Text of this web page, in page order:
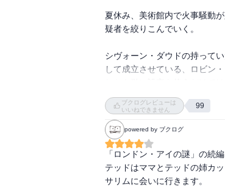
夏休み、美術館内で火事騒動
疑者を絞りこんでいく。
シヴォーン・ダウドの持って
して成立させている、ロビン
という喜びが湧き上がってきた‪
前作のおさらいがあったのも
テッドの語り口にも成長が見
比喩、暗喩、直喩を使い分け
物語全体に散りばめられてい
数にとても拘りがある前作か
ブクログレビューは
いいねできません
99
powered by ブクログ
「ロンドン・アイの謎」の続編
テッドはママとテッドの姉カ
サリムに会いに行きます。